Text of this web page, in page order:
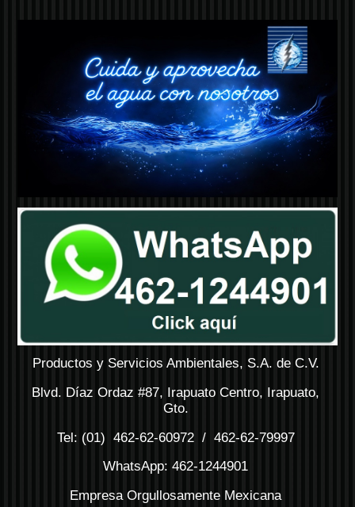
Productos y Servicios Ambientales, S.A. de C.V.
Blvd. Díaz Ordaz #87, Irapuato Centro, Irapuato,
Gto.
Tel: (01) 462-62-60972 / 462-62-79997
WhatsApp: 462-1244901
Empresa Orgullosamente Mexicana